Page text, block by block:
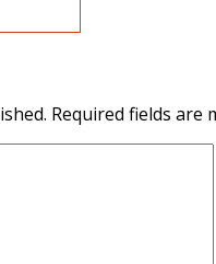
Required fields are